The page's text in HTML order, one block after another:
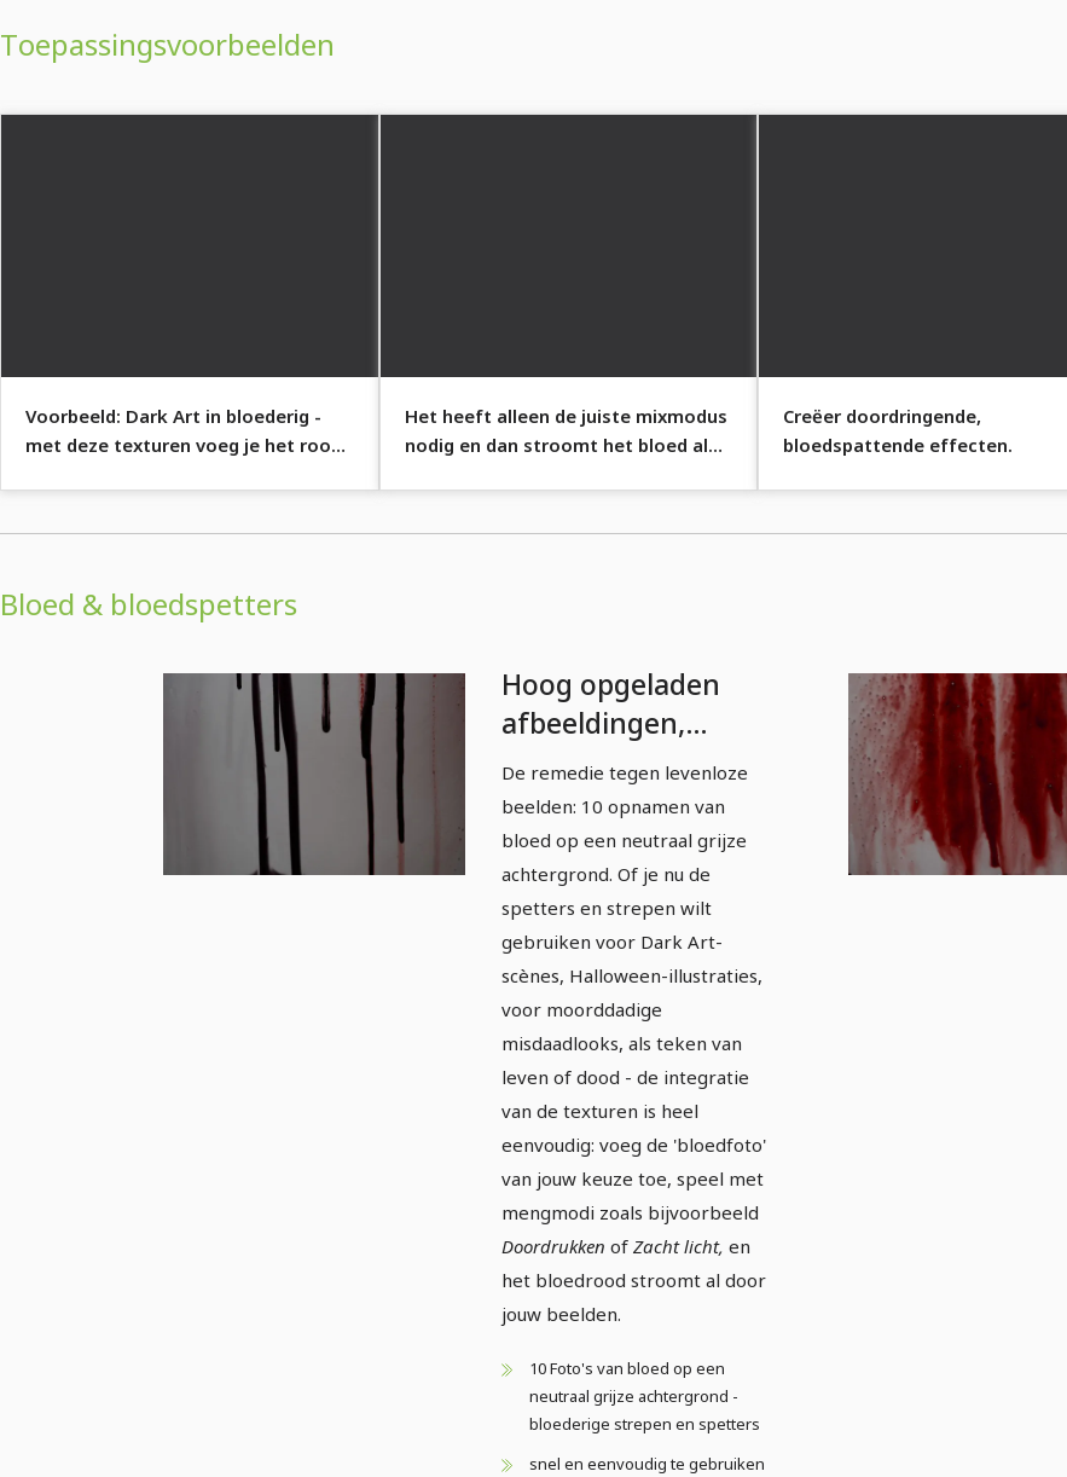
Toepassingsvoorbeelden
Voorbeeld: Dark Art in bloederig -
met deze texturen voeg je het rood
Het heeft alleen de juiste mixmodus
nodig en dan stroomt het bloed al
Creëer doordringende,
bloedspattende effecten.
Bloed & bloedspetters
Hoog opgeladen
afbeeldingen,
texturen & overlays:
Bloed &
bloedspetters 1
De remedie tegen levenloze
beelden: 10 opnamen van
bloed op een neutraal grijze
achtergrond. Of je nu de
spetters en strepen wilt
gebruiken voor Dark Art-
scènes, Halloween-illustraties,
voor moorddadige
misdaadlooks, als teken van
leven of dood - de integratie
van de texturen is heel
eenvoudig: voeg de 'bloedfoto'
van jouw keuze toe, speel met
mengmodi zoals bijvoorbeeld
Doordrukken of Zacht licht, en
het bloedrood stroomt al door
jouw beelden.
10 Foto's van bloed op een
neutraal grijze achtergrond -
bloederige strepen en spetters
snel en eenvoudig te gebruiken